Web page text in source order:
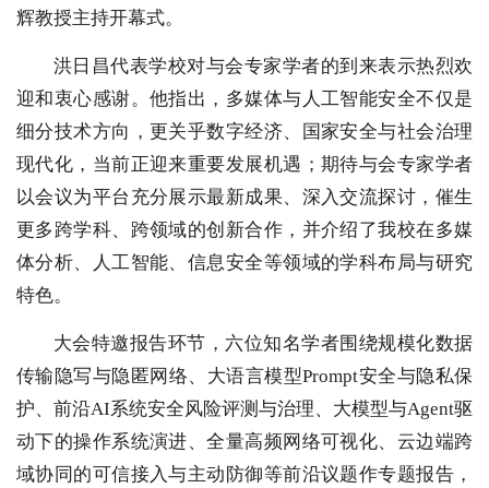
辉教授主持开幕式。
洪日昌代表学校对与会专家学者的到来表示热烈欢
迎和衷心感谢。他指出，多媒体与人工智能安全不仅是
细分技术方向，更关乎数字经济、国家安全与社会治理
现代化，当前正迎来重要发展机遇；期待与会专家学者
以会议为平台充分展示最新成果、深入交流探讨，催生
更多跨学科、跨领域的创新合作，并介绍了我校在多媒
体分析、人工智能、信息安全等领域的学科布局与研究
特色。
大会特邀报告环节，六位知名学者围绕规模化数据
传输隐写与隐匿网络、大语言模型Prompt安全与隐私保
护、前沿AI系统安全风险评测与治理、大模型与Agent驱
动下的操作系统演进、全量高频网络可视化、云边端跨
域协同的可信接入与主动防御等前沿议题作专题报告，